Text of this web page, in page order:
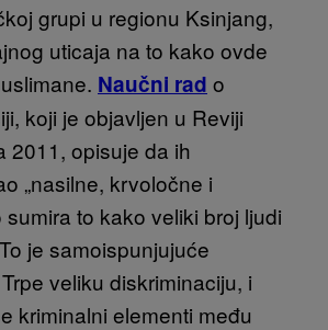
grupi u regionu Ksinjang,
uticaja na to kako ovde
Naučni rad o
koji je objavljen u Reviji
2011, opisuje da ih
„nasilne, krvoločne i
sumira to kako veliki broj ljudi
je samoispunjujuće
veliku diskriminaciju, i
kriminalni elementi među